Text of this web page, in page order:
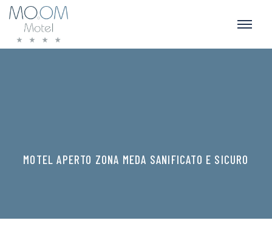
MOTEL APERTO ZONA MEDA SANIFICATO E SICURO